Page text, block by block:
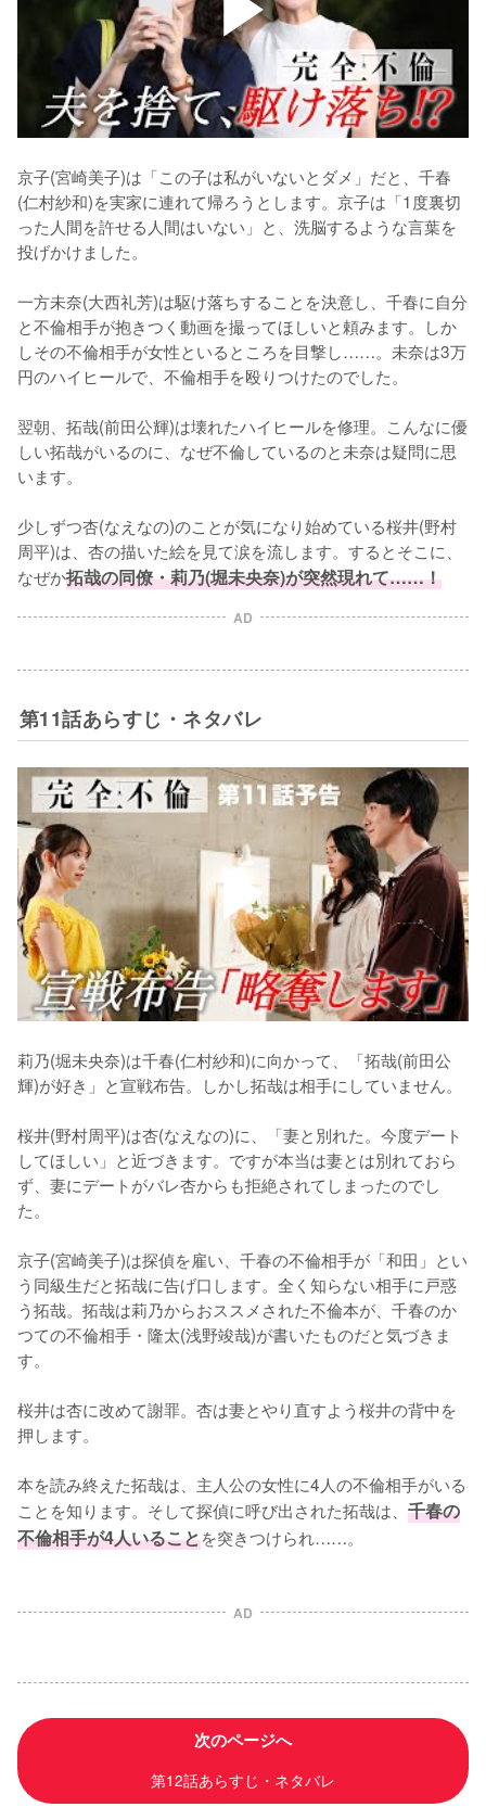
京子(宮崎美子)は「この子は私がいないとダメ」だと、千春
(仁村紗和)を実家に連れて帰ろうとします。京子は「1度裏切
った人間を許せる人間はいない」と、洗脳するような言葉を
投げかけました。
一方未奈(大西礼芳)は駆け落ちすることを決意し、千春に自分
と不倫相手が抱きつく動画を撮ってほしいと頼みます。しか
しその不倫相手が女性といるところを目撃し……。未奈は3万
円のハイヒールで、不倫相手を殴りつけたのでした。
翌朝、拓哉(前田公輝)は壊れたハイヒールを修理。こんなに優
しい拓哉がいるのに、なぜ不倫しているのと未奈は疑問に思
います。
少しずつ杏(なえなの)のことが気になり始めている桜井(野村
周平)は、杏の描いた絵を見て涙を流します。するとそこに、
なぜか拓哉の同僚・莉乃(堀未央奈)が突然現れて……！
AD
第11話あらすじ・ネタバレ
莉乃(堀未央奈)は千春(仁村紗和)に向かって、「拓哉(前田公
輝)が好き」と宣戦布告。しかし拓哉は相手にしていません。
桜井(野村周平)は杏(なえなの)に、「妻と別れた。今度デート
してほしい」と近づきます。ですが本当は妻とは別れておら
ず、妻にデートがバレ杏からも拒絶されてしまったのでし
た。
京子(宮崎美子)は探偵を雇い、千春の不倫相手が「和田」とい
う同級生だと拓哉に告げ口します。全く知らない相手に戸惑
う拓哉。拓哉は莉乃からおススメされた不倫本が、千春のか
つての不倫相手・隆太(浅野竣哉)が書いたものだと気づきま
す。
桜井は杏に改めて謝罪。杏は妻とやり直すよう桜井の背中を
押します。
本を読み終えた拓哉は、主人公の女性に4人の不倫相手がいる
ことを知ります。そして探偵に呼び出された拓哉は、 千春の
不倫相手が4人いることを突きつけられ……。
AD
次のページへ
第12話あらすじ・ネタバレ